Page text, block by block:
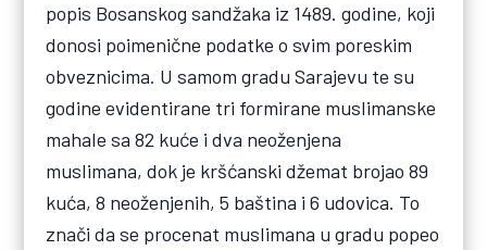
popis Bosanskog sandžaka iz 1489. godine, koji
donosi poimenične podatke o svim poreskim
obveznicima. U samom gradu Sarajevu te su
godine evidentirane tri formirane muslimanske
mahale sa 82 kuće i dva neoženjena
muslimana, dok je kršćanski džemat brojao 89
kuća, 8 neoženjenih, 5 baština i 6 udovica. To
znači da se procenat muslimana u gradu popeo